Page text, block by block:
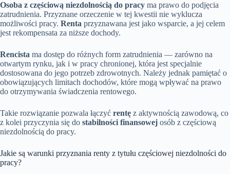
Osoba z częściową niezdolnością do pracy ma prawo do podjęcia
zatrudnienia. Przyznane orzeczenie w tej kwestii nie wyklucza
możliwości pracy. Renta przyznawana jest jako wsparcie, a jej celem
jest rekompensata za niższe dochody.
Rencista ma dostęp do różnych form zatrudnienia — zarówno na
otwartym rynku, jak i w pracy chronionej, która jest specjalnie
dostosowana do jego potrzeb zdrowotnych. Należy jednak pamiętać o
obowiązujących limitach dochodów, które mogą wpływać na prawo
do otrzymywania świadczenia rentowego.
Takie rozwiązanie pozwala łączyć rentę z aktywnością zawodową, co
z kolei przyczynia się do stabilności finansowej osób z częściową
niezdolnością do pracy.
Jakie są warunki przyznania renty z tytułu częściowej niezdolności do
pracy?